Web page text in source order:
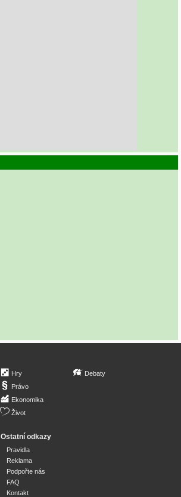
Hry
Právo
Ekonomika
Život
Debaty
Ostatní odkazy
Pravidla
Reklama
Podpořte nás
FAQ
Kontakt